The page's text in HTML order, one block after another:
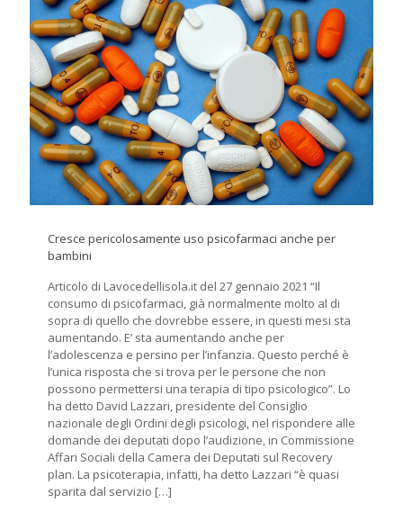
Cresce pericolosamente uso psicofarmaci anche per
bambini
Articolo di Lavocedellisola.it del 27 gennaio 2021 “Il
consumo di psicofarmaci, già normalmente molto al di
sopra di quello che dovrebbe essere, in questi mesi sta
aumentando. E’ sta aumentando anche per
l’adolescenza e persino per l’infanzia. Questo perché è
l’unica risposta che si trova per le persone che non
possono permettersi una terapia di tipo psicologico”. Lo
ha detto David Lazzari, presidente del Consiglio
nazionale degli Ordini degli psicologi, nel rispondere alle
domande dei deputati dopo l’audizione, in Commissione
Affari Sociali della Camera dei Deputati sul Recovery
plan. La psicoterapia, infatti, ha detto Lazzari “è quasi
sparita dal servizio […]